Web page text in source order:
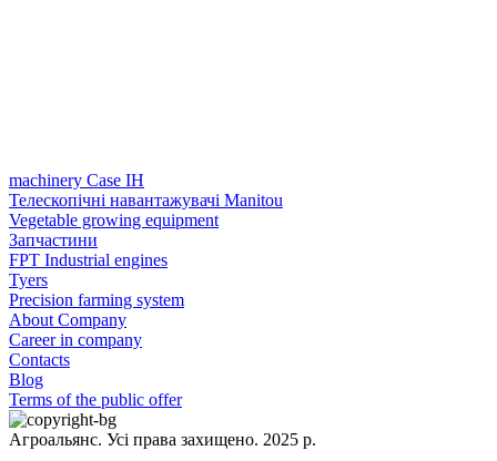
machinery Case IH
Телескопічні навантажувачі Manitou
Vegetable growing equipment
Запчастини
FPT Industrial engines
Tyers
Precision farming system
About Company
Career in company
Contacts
Blog
Terms of the public offer
Агроальянс. Усі права захищено. 2025 р.